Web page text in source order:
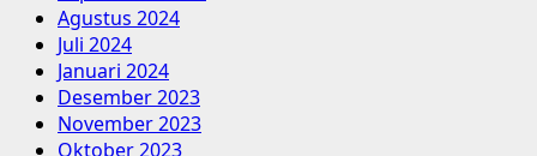
Agustus 2024
Juli 2024
Januari 2024
Desember 2023
November 2023
Oktober 2023